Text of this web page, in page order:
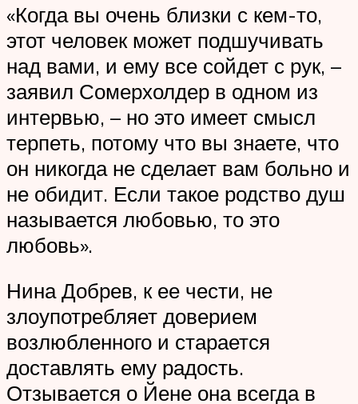
«Когда вы очень близки с кем-то,
этот человек может подшучивать
над вами, и ему все сойдет с рук, –
заявил Сомерхолдер в одном из
интервью, – но это имеет смысл
терпеть, потому что вы знаете, что
он никогда не сделает вам больно и
не обидит. Если такое родство душ
называется любовью, то это
любовь».
Нина Добрев, к ее чести, не
злоупотребляет доверием
возлюбленного и старается
доставлять ему радость.
Отзывается о Йене она всегда в